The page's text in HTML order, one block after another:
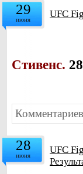
29
июня UFC
Стивенс.
28
июня
UFC